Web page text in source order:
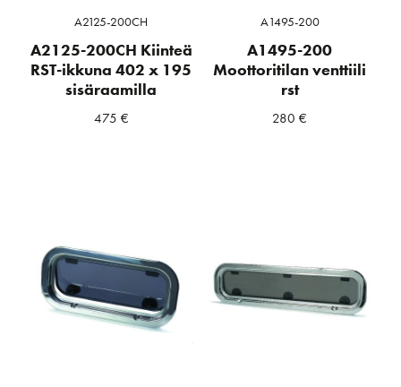
A2125-200CH
A2125-200CH Kiinteä
RST-ikkuna 402 x 195
sisäraamilla
475 €
A1495-200
A1495-200
Moottoritilan venttiili
rst
280€